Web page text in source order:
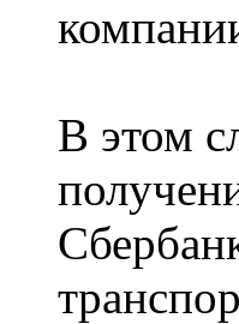
В этом